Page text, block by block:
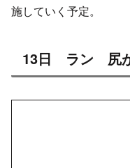
施していく予定。
13日 ラン 尻